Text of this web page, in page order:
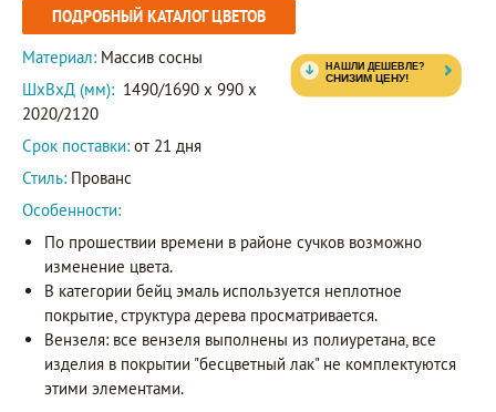
ПОДРОБНЫЙ КАТАЛОГ ЦВЕТОВ
Материал: Массив сосны
ШxВxД (мм): 1490/1690 x 990 x
2020/2120
Срок поставки: от 21 дня
Стиль: Прованс
Особенности:
По прошествии времени в районе сучков возможно
изменение цвета.
В категории бейц эмаль используется неплотное
покрытие, структура дерева просматривается.
Вензеля: все вензеля выполнены из полиуретана, все
изделия в покрытии "бесцветный лак" не комплектуются
этими элементами.